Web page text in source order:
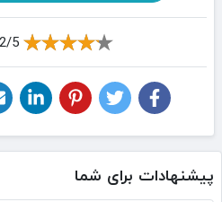
4.2/5
پیشنهادات برای شما